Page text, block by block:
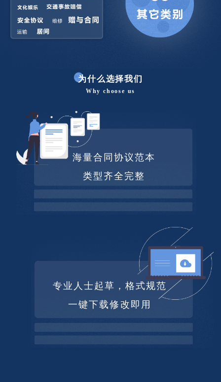
为什么选择我们
Why choose us
海量合同协议范本
类型齐全完整
专业人士起草，格式规范
一键下载修改即用